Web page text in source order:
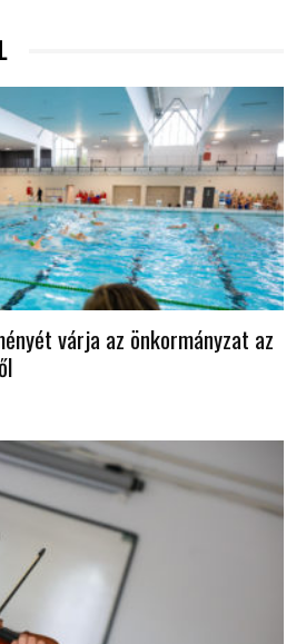
várja az önkormányzat az